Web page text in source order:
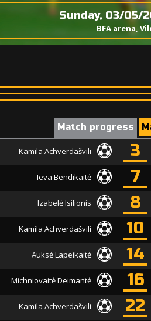
Sunday, 03/05/
BFA arena,
Match progress
Kamila Achverdašvili 3
Ieva Bendikaitė 7
Izabelė Isilionis 8
Kamila Achverdašvili 10
Auksė Lapeikaitė 14
Michniovaitė Deimantė 16
Kamila Achverdašvili 22